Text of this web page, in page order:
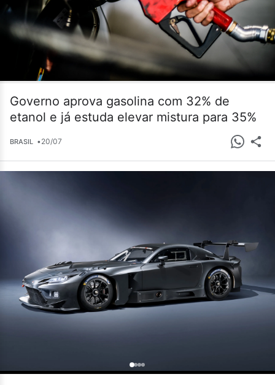
Governo aprova gasolina com 32% de
etanol e já estuda elevar mistura para 35%
BRASIL •20/07